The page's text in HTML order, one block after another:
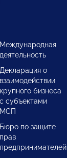
Международная
деятельность
Декларация о
взаимодействии
крупного бизнеса
с субъектами
МСП
Бюро по защите
прав
предпринимателей